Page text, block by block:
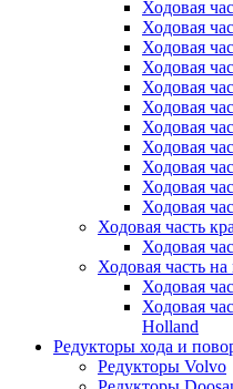
Ходовая
Ходовая
Ходовая
Ходовая
Ходовая
Ходовая
Ходовая
Ходовая
Ходовая
Ходовая
Ходовая
Ходовая часть
Ходовая
Ходовая часть
Ходовая
Ходовая
Holland
Редукторы хода и
Редукторы Volvo